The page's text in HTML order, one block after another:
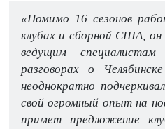
«Помимо 16 сезонов
клубах и сборной США, он
ведущим
разговорах о
неоднократно
свой огромный опыт на
примет предложение